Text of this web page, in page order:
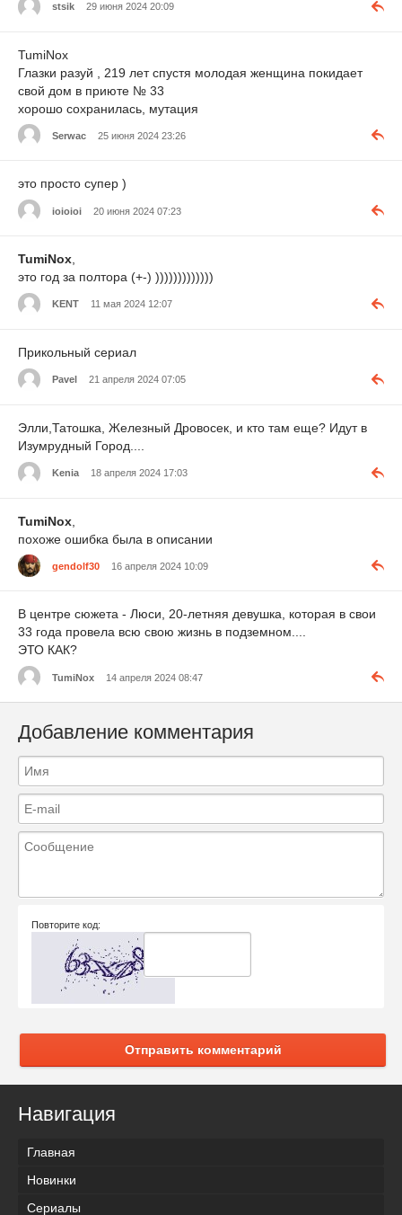
stsik 29 июня 2024 20:09
TumiNox
Глазки разуй , 219 лет спустя молодая женщина покидает
свой дом в приюте № 33
хорошо сохранилась, мутация
Serwac 25 июня 2024 23:26
это просто супер )
ioioioi 20 июня 2024 07:23
TumiNox
это год за полтора (+-) )))))))))))))
KENT 11 мая 2024 12:07
Прикольный сериал
Pavel 21 апреля 2024 07:05
Элли,Татошка, Железный Дровосек, и кто там еще? Идут в
Изумрудный Город....
Kenia 18 апреля 2024 17:03
TumiNox
похоже ошибка была в описании
gendolf30 16 апреля 2024 10:09
В центре сюжета - Люси, 20-летняя девушка, которая в свои
33 года провела всю свою жизнь в подземном....
ЭТО КАК?
TumiNox 14 апреля 2024 08:47
Добавление комментария
Повторите код:
Отправить комментарий
Навигация
Главная
Новинки
Сериалы